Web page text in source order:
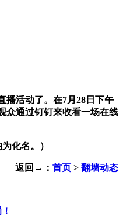
播活动了。在7月28日下午
众通过钉钉来收看一场在线
化名。）
返回→： 首页 > 翻墙动态